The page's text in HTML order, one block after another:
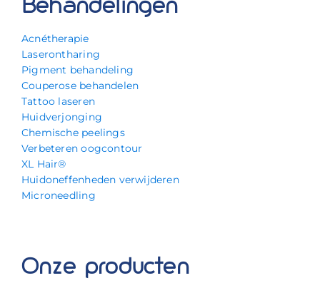
Behandelingen
Acnétherapie
Laserontharing
Pigment behandeling
Couperose behandelen
Tattoo laseren
Huidverjonging
Chemische peelings
Verbeteren oogcontour
XL Hair®
Huidoneffenheden verwijderen
Microneedling
Onze producten